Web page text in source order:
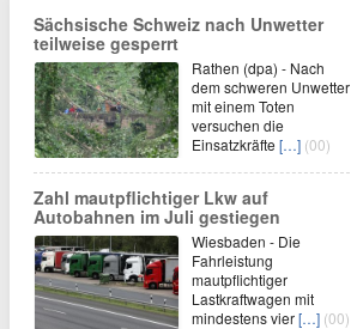
Sächsische Schweiz nach Unwetter
teilweise gesperrt
Rathen (dpa) - Nach
dem schweren Unwetter
mit einem Toten
versuchen die
Einsatzkräfte […] (00)
Zahl mautpflichtiger Lkw auf
Autobahnen im Juli gestiegen
Wiesbaden - Die
Fahrleistung
mautpflichtiger
Lastkraftwagen mit
mindestens vier[…] (00)